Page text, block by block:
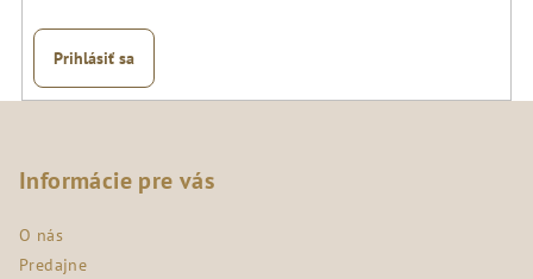
Prihlásiť sa
Informácie pre vás
O nás
Predajne